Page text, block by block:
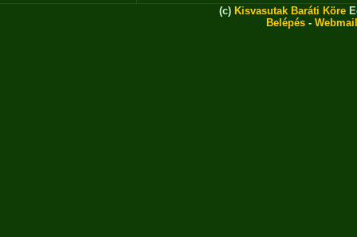
(c) Kisvasutak Baráti Köre
Belépés - Webmail